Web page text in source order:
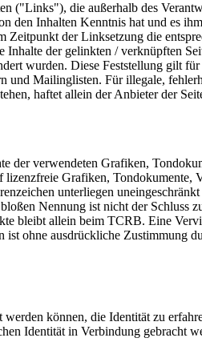
("Links"), die außerhalb des
den Inhalten Kenntnis hat und es
Zeitpunkt der Linksetzung die
der gelinkten / verknüpften
wurden. Diese Feststellung gilt
Mailinglisten. Für illegale,
haftet allein der Anbieter der
der verwendeten Grafiken,
Grafiken,
unterliegen
Nennung ist nicht der Schluss
bleibt allein beim TCRB. Eine
ohne ausdrückliche Zustimmung
können, die Identität zu
Identität in Verbindung gebracht